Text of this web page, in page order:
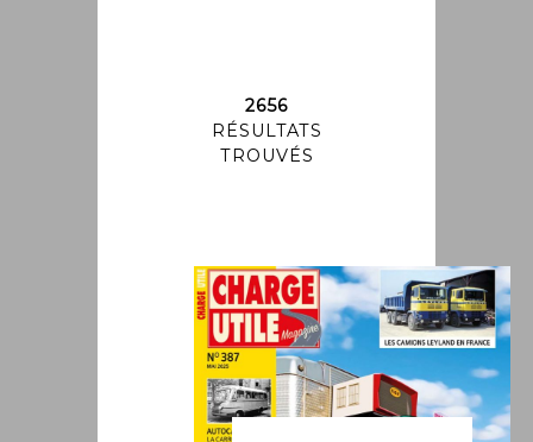
2656
RÉSULTATS
TROUVÉS